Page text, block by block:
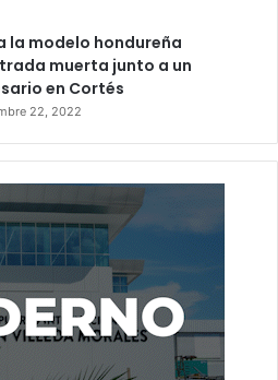
la modelo hondureña
muerta junto a un
en Cortés
22, 2022